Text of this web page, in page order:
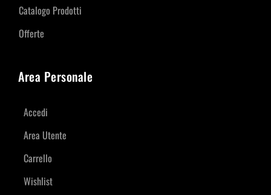
Catalogo Prodotti
Offerte
Area Personale
Accedi
Area Utente
Carrello
Wishlist